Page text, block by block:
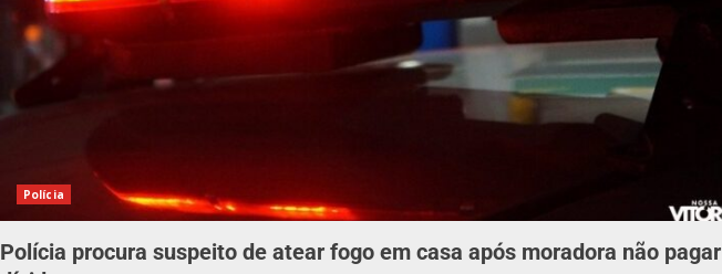
Polícia
Polícia procura suspeito de atear fogo em casa após moradora não pagar